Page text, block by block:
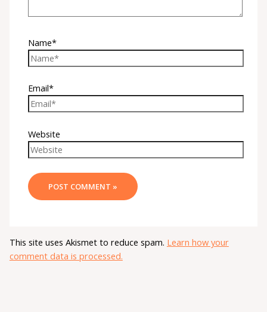
Name*
Email*
Website
This site uses Akismet to reduce spam. Learn how your
comment data is processed.